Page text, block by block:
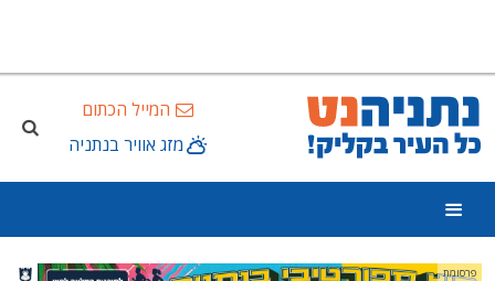
המייל הכתום
מזג אוויר בנתניה
פרסומת